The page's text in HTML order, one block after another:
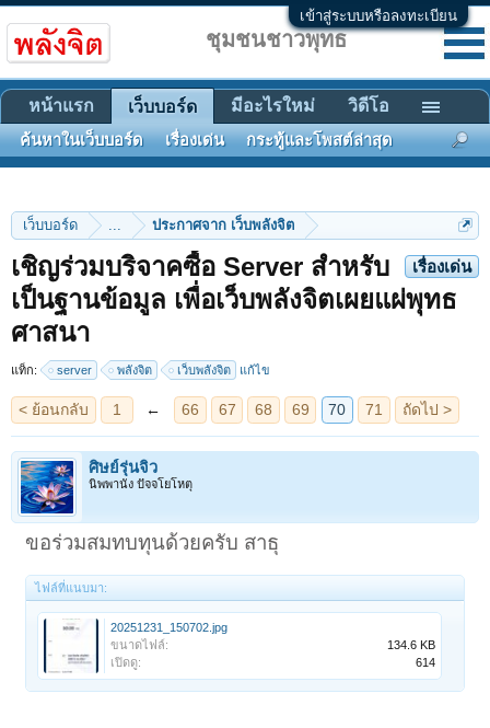
เข้าสู่ระบบหรือลงทะเบียน
เว็บบอร์ด ... ประกาศจาก เว็บพลังจิต
เรื่องเด่น
เชิญร่วมบริจาคซื้อ Server สำหรับ
เป็นฐานข้อมูล เพื่อเว็บพลังจิตเผยแผ่พุทธ
ศาสนา
แท็ก: server พลังจิต เว็บพลังจิต แก้ไข
< ย้อนกลับ 1 ← 66 67 68 69 70 71 ถัดไป >
ศิษย์รุ่นจิ๋ว
นิพพานัง ปัจจโยโหตุ
ขอร่วมสมทบทุนด้วยครับ สาธุ
ไฟล์ที่แนบมา:
20251231_150702.jpg
ขนาดไฟล์:
134.6 KB
เปิดดู:
614
ชุมชนชาวพุทธ
หน้าแรก เว็บบอร์ด
ค้นหาในเว็บบอร์ด เรื่องเด่น กระทู้และโพสต์ล่าสุด
มีอะไรใหม่ วิดีโอ